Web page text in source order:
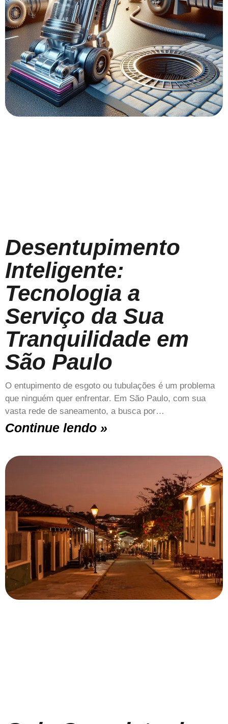
Desentupimento
Inteligente:
Tecnologia a
Serviço da Sua
Tranquilidade em
São Paulo
O entupimento de esgoto ou tubulações é um problema
que ninguém quer enfrentar. Em São Paulo, com sua
vasta rede de saneamento, a busca por…
Continue lendo »